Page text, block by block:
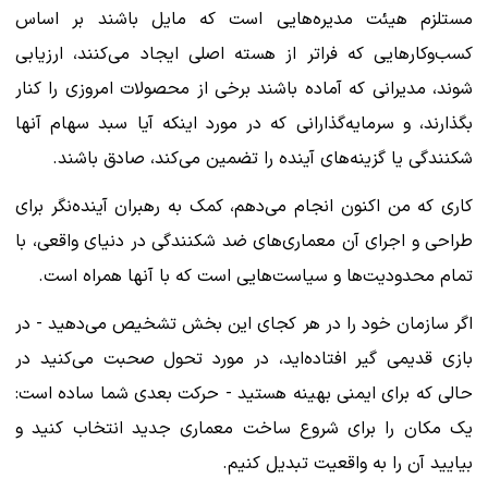
مستلزم هیئت مدیره‌هایی است که مایل باشند بر اساس
کسب‌وکارهایی که فراتر از هسته اصلی ایجاد می‌کنند، ارزیابی
شوند، مدیرانی که آماده باشند برخی از محصولات امروزی را کنار
بگذارند، و سرمایه‌گذارانی که در مورد اینکه آیا سبد سهام آنها
شکنندگی یا گزینه‌های آینده را تضمین می‌کند، صادق باشند.
کاری که من اکنون انجام می‌دهم، کمک به رهبران آینده‌نگر برای
طراحی و اجرای آن معماری‌های ضد شکنندگی در دنیای واقعی، با
تمام محدودیت‌ها و سیاست‌هایی است که با آنها همراه است.
اگر سازمان خود را در هر کجای این بخش تشخیص می‌دهید - در
بازی قدیمی گیر افتاده‌اید، در مورد تحول صحبت می‌کنید در
حالی که برای ایمنی بهینه هستید - حرکت بعدی شما ساده است:
یک مکان را برای شروع ساخت معماری جدید انتخاب کنید و
بیایید آن را به واقعیت تبدیل کنیم.